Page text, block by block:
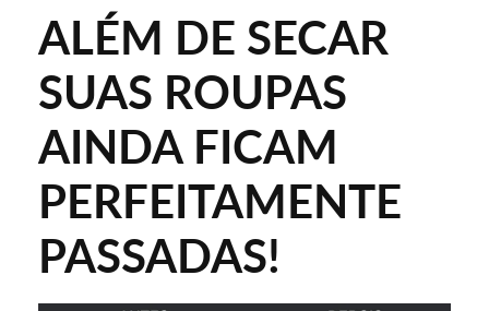
ALÉM DE SECAR
SUAS ROUPAS
AINDA FICAM
PERFEITAMENTE
PASSADAS!